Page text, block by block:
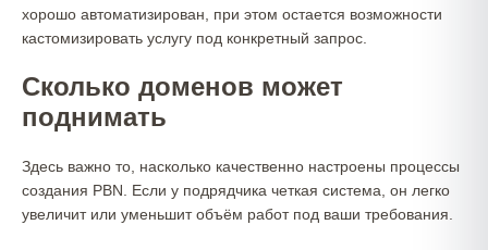
хорошо автоматизирован, при этом остается возможности
кастомизировать услугу под конкретный запрос.
Сколько доменов может
поднимать
Здесь важно то, насколько качественно настроены процессы
создания PBN. Если у подрядчика четкая система, он легко
увеличит или уменьшит объём работ под ваши требования.